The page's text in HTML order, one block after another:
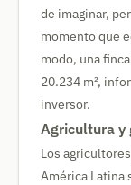
de imaginar,
momento que
modo, una
20.234 m²,
inversor.
Agricultura y
Los
América Latina